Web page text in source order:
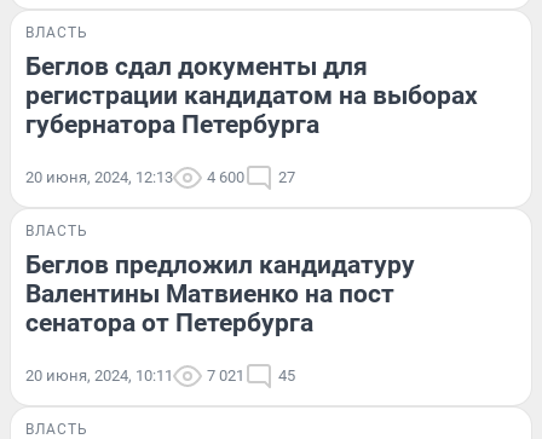
ВЛАСТЬ
Беглов сдал документы для
регистрации кандидатом на выборах
губернатора Петербурга
20 июня, 2024, 12:13 4 600 27
ВЛАСТЬ
Беглов предложил кандидатуру
Валентины Матвиенко на пост
сенатора от Петербурга
20 июня, 2024, 10:11 7 021 45
ВЛАСТЬ